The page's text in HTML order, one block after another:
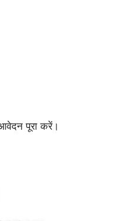
पूरा करें।